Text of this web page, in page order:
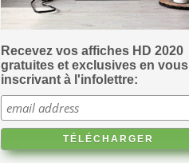
Recevez vos affiches HD 2020
gratuites et exclusives en vous
inscrivant à l'infolettre: